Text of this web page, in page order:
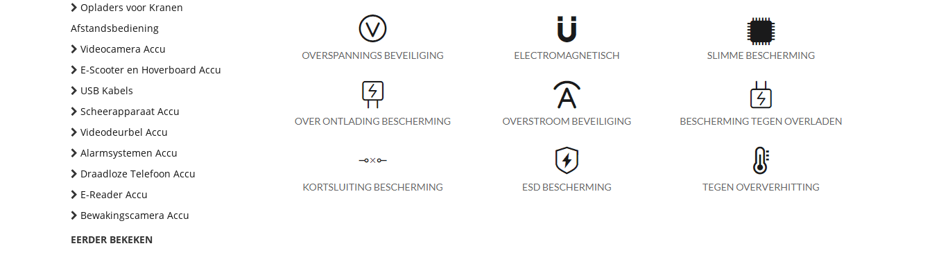
Opladers voor Kranen
Afstandsbediening
Videocamera Accu
E-Scooter en Hoverboard Accu
USB Kabels
Scheerapparaat Accu
Videodeurbel Accu
Alarmsystemen Accu
Draadloze Telefoon Accu
E-Reader Accu
Bewakingscamera Accu
EERDER BEKEKEN